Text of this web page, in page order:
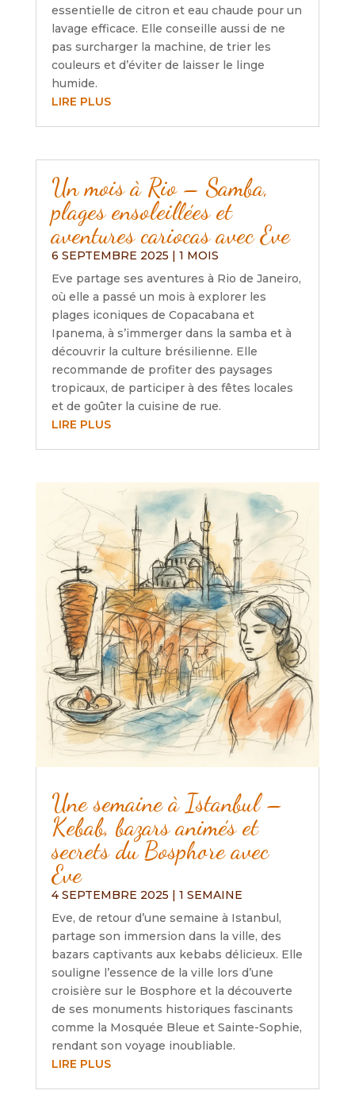
essentielle de citron et eau chaude pour un
lavage efficace. Elle conseille aussi de ne
pas surcharger la machine, de trier les
couleurs et d’éviter de laisser le linge
humide.
LIRE PLUS
Un mois à Rio – Samba,
plages ensoleillées et
aventures cariocas avec Eve
6 SEPTEMBRE 2025 | 1 MOIS
Eve partage ses aventures à Rio de Janeiro,
où elle a passé un mois à explorer les
plages iconiques de Copacabana et
Ipanema, à s’immerger dans la samba et à
découvrir la culture brésilienne. Elle
recommande de profiter des paysages
tropicaux, de participer à des fêtes locales
et de goûter la cuisine de rue.
LIRE PLUS
Une semaine à Istanbul –
Kebab, bazars animés et
secrets du Bosphore avec
Eve
4 SEPTEMBRE 2025 | 1 SEMAINE
Eve, de retour d’une semaine à Istanbul,
partage son immersion dans la ville, des
bazars captivants aux kebabs délicieux. Elle
souligne l’essence de la ville lors d’une
croisière sur le Bosphore et la découverte
de ses monuments historiques fascinants
comme la Mosquée Bleue et Sainte-Sophie,
rendant son voyage inoubliable.
LIRE PLUS